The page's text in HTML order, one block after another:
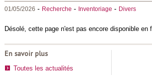
01/05/2026 - Recherche - Inventoriage - Divers
Désolé, cette page n'est pas encore disponible en
En savoir plus
Toutes les actualités